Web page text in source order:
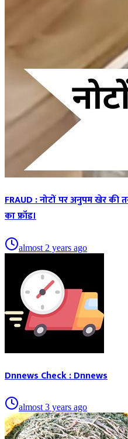
FRAUD : नोटों पर अनुपम खेर की
का फ्रॉड।
almost 2 years ago
Dnnews Check : Dnnews
almost 3 years ago